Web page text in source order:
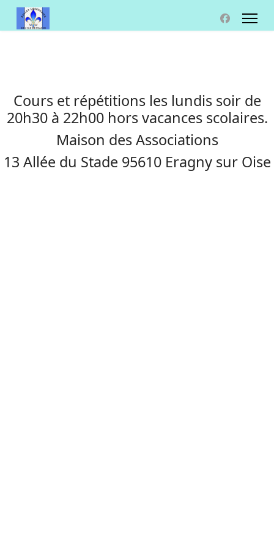
Cours et répétitions les lundis soir de
20h30 à 22h00 hors vacances scolaires.
Maison des Associations
13 Allée du Stade 95610 Eragny sur Oise